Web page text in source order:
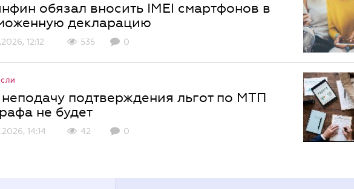
обязал вносить IMEI смартфонов в
декларацию
12:12 535 0
подтверждения льгот по МТП
не будет
14:14 42 0